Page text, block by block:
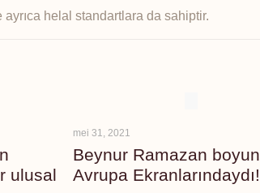
helal standartlara da sahiptir.
ulusal
mei 31, 2021
Beynur Ramazan
Avrupa Ekranlarındaydı!